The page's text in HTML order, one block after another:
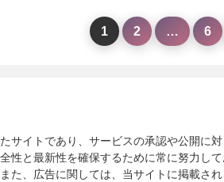
1 2 … 6
サイトであり、サービスの承認や公開に
性と最新性を確保するために常に努力し
た、広告に関しては、当サイトに掲載さ